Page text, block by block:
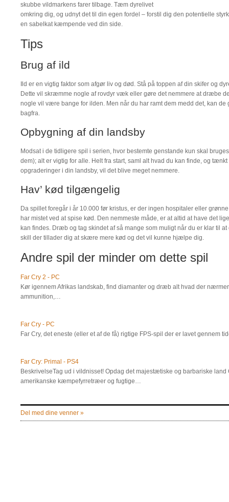
skubbe vildmarkens farer tilbage. Tæm dyrelivet
omkring dig, og udnyt det til din egen fordel – forstil dig den potentielle
en sabelkat kæmpende ved din side.
Tips
Brug af ild
Ild er en vigtig faktor som afgør liv og død. Stå på toppen af din skifer og
Dette vil skræmme nogle af rovdyr væk eller gøre det nemmere at dræbe
nogle vil være bange for ilden. Men når du har ramt dem medd det, kan
bagfra.
Opbygning af din landsby
Modsat i de tidligere spil i serien, hvor bestemte genstande kun skal
dem); alt er vigtig for alle. Helt fra start, saml alt hvad du kan finde, og
opgraderinger i din landsby, vil det blive meget nemmere.
Hav’ kød tilgængelig
Da spillet foregår i år 10.000 før kristus, er der ingen hospitaler eller
har mistet ved at spise kød. Den nemmeste måde, er at altid at have det
kan findes. Dræb og tag skindet af så mange som muligt når du er klar til
skill der tillader dig at skære mere kød og det vil kunne hjælpe dig.
Andre spil der minder om dette spil
Far Cry 2 - PC
Kør igennem Afrikas landskab, find diamanter og dræb alt hvad der
ammunition,…
Far Cry - PC
Far Cry, det eneste (eller et af de få) rigtige FPS-spil der er lavet gennem
Far Cry: Primal - PS4
BeskrivelseTag ud i vildnisset! Opdag det majestætiske og barbariske
amerikanske kæmpefyrretræer og fugtige…
Del med dine venner »